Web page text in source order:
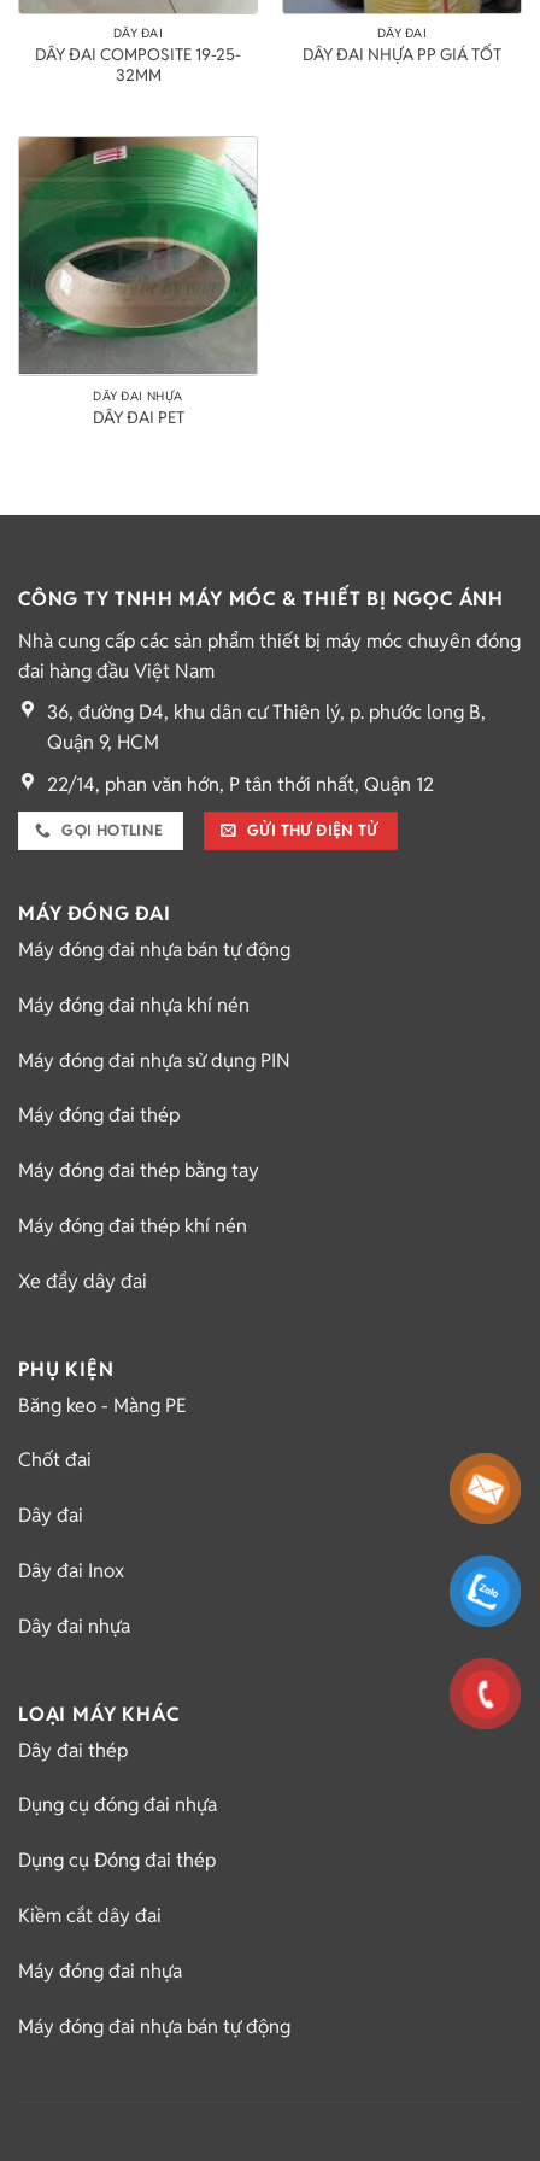
DÂY ĐAI
DÂY ĐAI COMPOSITE 19-25-
32MM
DÂY ĐAI
DÂY ĐAI NHỰA PP GIÁ TỐT
DÂY ĐAI NHỰA
DÂY ĐAI PET
CÔNG TY TNHH MÁY MÓC & THIẾT BỊ NGỌC ÁNH
Nhà cung cấp các sản phẩm thiết bị máy móc chuyên đóng
đai hàng đầu Việt Nam
36, đường D4, khu dân cư Thiên lý, p. phước long B,
Quận 9, HCM
22/14, phan văn hớn, P tân thới nhất, Quận 12
GỌI HOTLINE GỬI THƯ ĐIỆN TỬ
MÁY ĐÓNG ĐAI
Máy đóng đai nhựa bán tự động
Máy đóng đai nhựa khí nén
Máy đóng đai nhựa sử dụng PIN
Máy đóng đai thép
Máy đóng đai thép bằng tay
Máy đóng đai thép khí nén
Xe đẩy dây đai
PHỤ KIỆN
Băng keo - Màng PE
Chốt đai
Dây đai
Dây đai Inox
Dây đai nhựa
LOẠI MÁY KHÁC
Dây đai thép
Dụng cụ đóng đai nhựa
Dụng cụ Đóng đai thép
Kiềm cắt dây đai
Máy đóng đai nhựa
Máy đóng đai nhựa bán tự động